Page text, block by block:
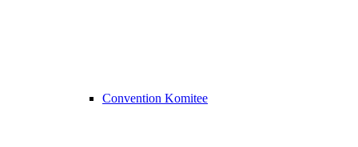
Convention Komitee